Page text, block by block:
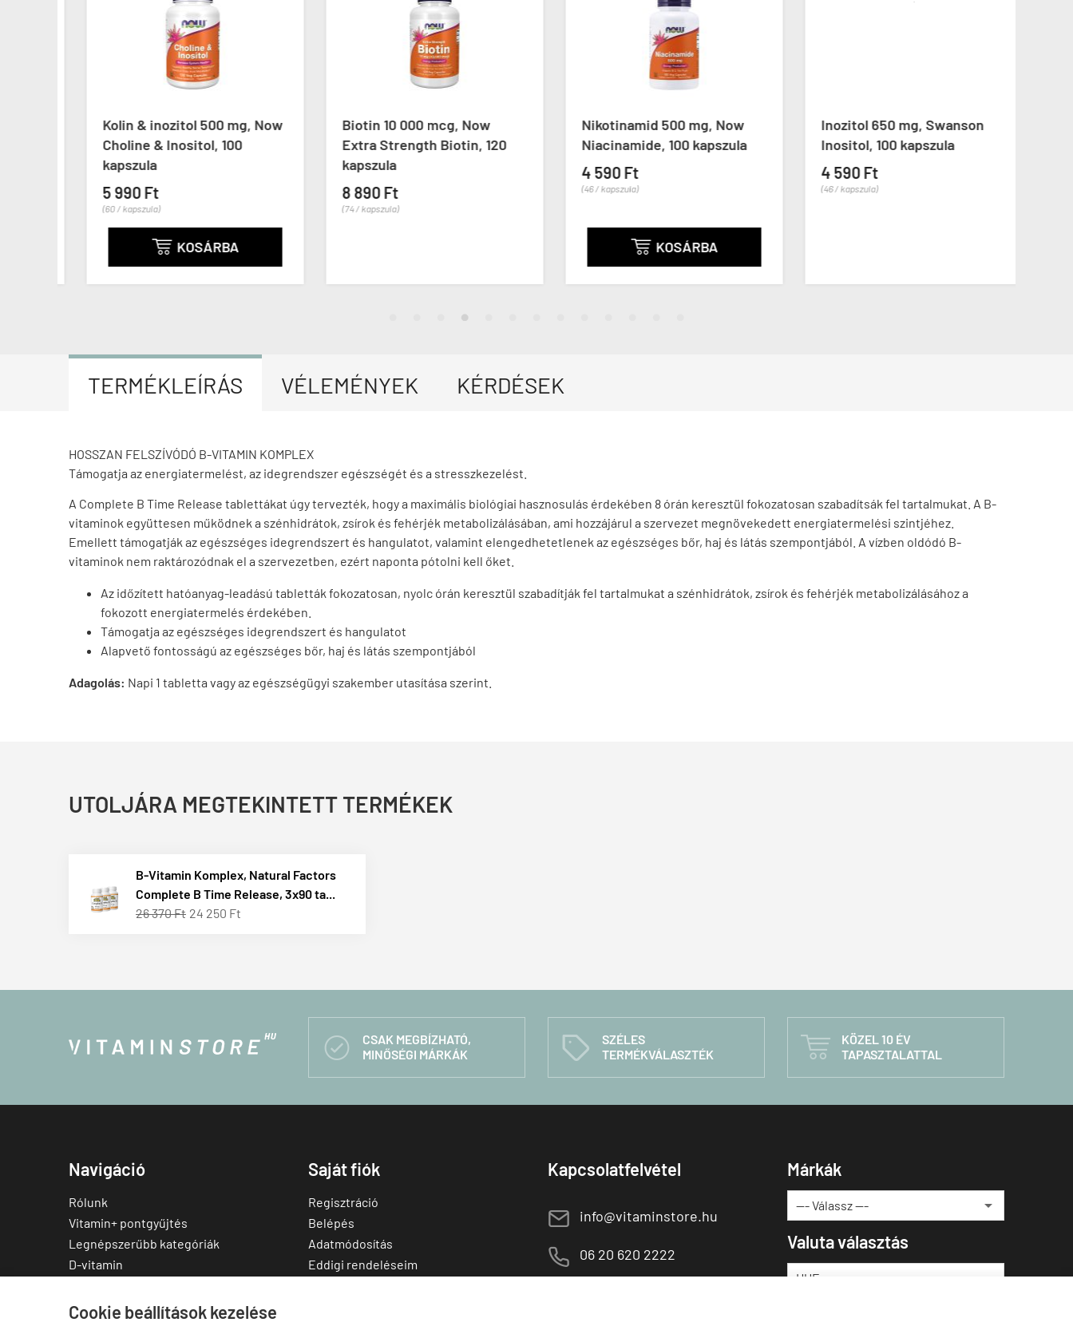
Cookie beállítások kezelése
Kolin & inozitol 500 mg, Now
Choline & Inositol, 100
kapszula
5 990 Ft
(60 / kapszula)
KOSÁRBA
Biotin 10 000 mcg, Now
Extra Strength Biotin, 120
kapszula
8 890 Ft
(74 / kapszula)
Nikotinamid 500 mg, Now
Niacinamide, 100 kapszula
4 590 Ft
(46 / kapszula)
KOSÁRBA
Inozitol 650 mg, Swanson
Inositol, 100 kapszula
4 590 Ft
(46 / kapszula)
TERMÉKLEÍRÁS VÉLEMÉNYEK KÉRDÉSEK
HOSSZAN FELSZÍVÓDÓ B-VITAMIN KOMPLEX
Támogatja az energiatermelést, az idegrendszer egészségét és a stresszkezelést.
A Complete B Time Release tablettákat úgy tervezték, hogy a maximális biológiai hasznosulás érdekében 8 órán keresztül fokozatosan szabadítsák fel tartalmukat. A B-
vitaminok együttesen működnek a szénhidrátok, zsírok és fehérjék metabolizálásában, ami hozzájárul a szervezet megnövekedett energiatermelési szintjéhez.
Emellett támogatják az egészséges idegrendszert és hangulatot, valamint elengedhetetlenek az egészséges bőr, haj és látás szempontjából. A vízben oldódó B-
vitaminok nem raktározódnak el a szervezetben, ezért naponta pótolni kell őket.
Az időzített hatóanyag-leadású tabletták fokozatosan, nyolc órán keresztül szabadítják fel tartalmukat a szénhidrátok, zsírok és fehérjék metabolizálásához a
fokozott energiatermelés érdekében.
Támogatja az egészséges idegrendszert és hangulatot
Alapvető fontosságú az egészséges bőr, haj és látás szempontjából
Adagolás: Napi 1 tabletta vagy az egészségügyi szakember utasítása szerint.
UTOLJÁRA MEGTEKINTETT TERMÉKEK
B-Vitamin Komplex, Natural Factors
Complete B Time Release, 3x90 ta...
26 370 Ft 24 250 Ft

CSAK MEGBÍZHATÓ,
MINŐSÉGI MÁRKÁK
C
SZÉLES
TERMÉKVÁLASZTÉK

KÖZEL 10 ÉV
TAPASZTALATTAL
Navigáció
Rólunk
Vitamin+ pontgyűjtés
Legnépszerűbb kategóriák
D-vitamin
Multivitamin
Saját fiók
Regisztráció
Belépés
Adatmódosítás
Eddigi rendeléseim
Kapcsolatfelvétel
E info@vitaminstore.hu
M 06 20 620 2222
Márkák
Valuta választás